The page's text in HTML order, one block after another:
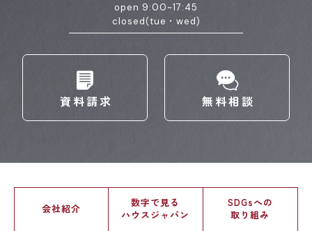
open 9:00~17:45
closed(tue・wed)
資料請求 無料相談
会社紹介
数字で見る
ハウスジャパン
SDGsへの
取り組み